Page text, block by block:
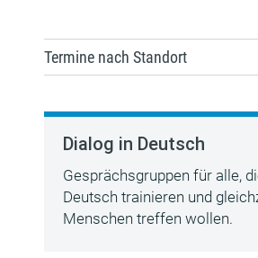
Termine nach Standort
Dialog in Deutsch
Gesprächsgruppen für alle,
Deutsch trainieren und
Menschen treffen wollen.